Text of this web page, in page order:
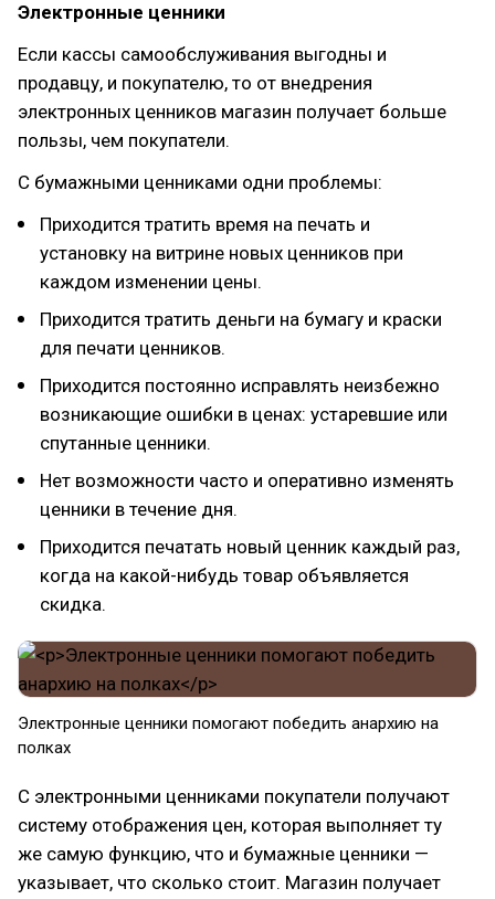
Электронные ценники
Если кассы самообслуживания выгодны и
продавцу, и покупателю, то от внедрения
электронных ценников магазин получает больше
пользы, чем покупатели.
С бумажными ценниками одни проблемы:
Приходится тратить время на печать и
установку на витрине новых ценников при
каждом изменении цены.
Приходится тратить деньги на бумагу и краски
для печати ценников.
Приходится постоянно исправлять неизбежно
возникающие ошибки в ценах: устаревшие или
спутанные ценники.
Нет возможности часто и оперативно изменять
ценники в течение дня.
Приходится печатать новый ценник каждый раз,
когда на какой-нибудь товар объявляется
скидка.
Электронные ценники помогают победить анархию на
полках
С электронными ценниками покупатели получают
систему отображения цен, которая выполняет ту
же самую функцию, что и бумажные ценники —
указывает, что сколько стоит. Магазин получает